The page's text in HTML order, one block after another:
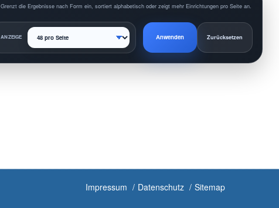
Grenzt die Ergebnisse nach Form ein, sortiert alphabetisch oder zeigt mehr Einrichtungen pro Seite an.
ANZEIGE Anwenden Zurücksetzen
Impressum Datenschutz Sitemap